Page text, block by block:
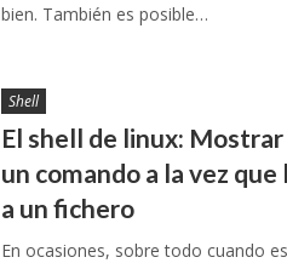
bien. También es posible…
Shell
El shell de linux: Mostrar
un comando a la vez que
a un fichero
En ocasiones, sobre todo cuando